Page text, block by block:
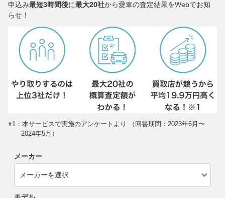
申込み最短3時間後に最大20社から愛車の査定結果をWebでお知
らせ！
※1：本サービスで実施のアンケートより （回答期間：2023年6月〜
2024年5月）
メーカー